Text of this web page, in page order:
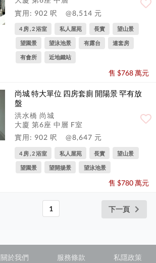
實用: 902 呎
@8,514 元
4 房 , 2 浴室 私人屋苑 長實 望山景
望園景 望泳池景 有露台 連套房
有會所 近地鐵站
售 $768 萬元
尚城 特大單位 四房套廁 開陽景 罕有放
盤
洪水橋 尚城
大廈 第6座 中層 F室
實用: 902 呎
@8,647 元
4 房 , 2 浴室 私人屋苑 長實 望山景
望園景 望開揚景 望泳池景
售 $780 萬元
1 下一頁
關於我們 服務條款 私隱政策